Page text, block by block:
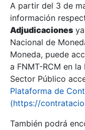
Erakutsi/Ezkutatu
Erakutsi/Ezkutatu
Erakutsi/Ezkutatu
A partir del 3 de
información
Adjudicaciones
Nacional de
Moneda, puede
a FNMT-RCM en
Sector Público
Plataforma de
(https://
También podrá